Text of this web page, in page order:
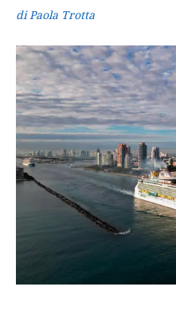
di Paola Trotta